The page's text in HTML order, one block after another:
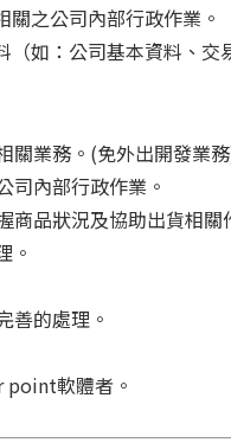
之公司內部行政作業。
如：公司基本資料、交
關業務。(免外出開發業
司內部行政作業。
商品狀況及協助出貨相關
。
善的處理。
軟體者。